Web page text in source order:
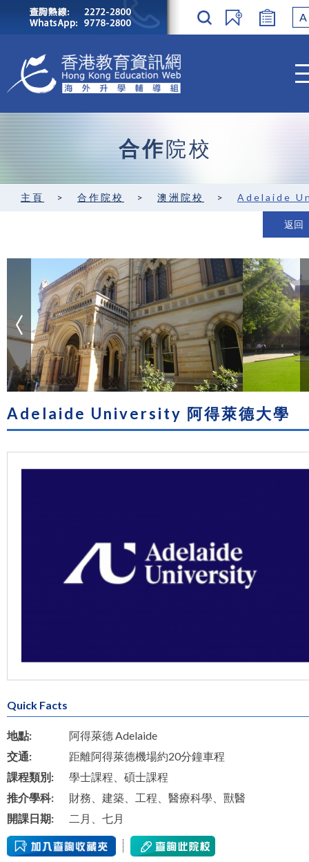
A
合作院校
主頁 > 合作院校 > 澳洲院校 > Adelaide University 阿得
返回
Adelaide University 阿得萊德大學
Quick Facts
地點:
阿得萊德 Adelaide
交通:
距離阿得萊德機場約20分鐘車程
課程類別:
學士課程、碩士課程
推介學科:
財務、建築、工程、醫療科學、獸醫
開課日期:
二月、七月